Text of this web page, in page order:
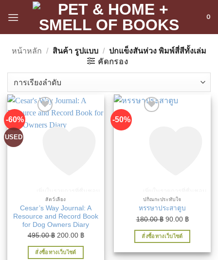
0
หน้าหลัก / สินค้า รูปแบบ /
ปกแข็งสันห่วง พิมพ์สี่สีทั้งเล่ม
คัดกรอง
-60%
USED
สัตว์เลี้ยง
Cesar’s Way Journal: A
Resource and Record Book
for Dog Owners Diary
495.00฿ Original
price
was:
200.00 ฿Current
price
สั่งซื้อทางเว็บไซต์
-50%
ปกิณกะประทับใจ
หรรษาประสาตูบ
180.00฿ Original
price
was:
90.00 ฿Current
price
สั่งซื้อทางเว็บไซต์